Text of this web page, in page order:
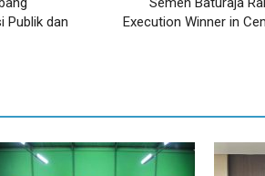
Publik dan
Execution Winner in